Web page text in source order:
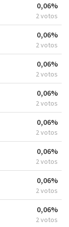
0,06%
2 votos
0,06%
2 votos
0,06%
2 votos
0,06%
2 votos
0,06%
2 votos
0,06%
2 votos
0,06%
2 votos
0,06%
2 votos